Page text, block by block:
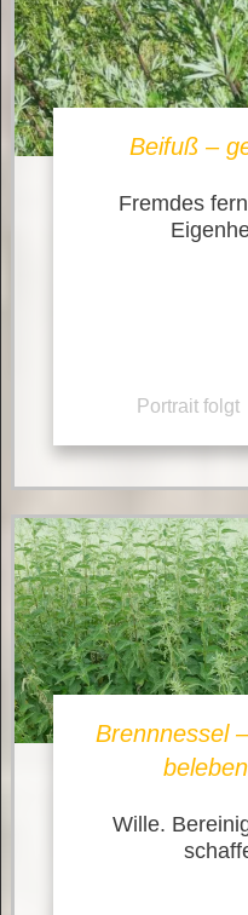
Beifuß –
Fremdes
Portrait folgt
Brennnessel
Wille.